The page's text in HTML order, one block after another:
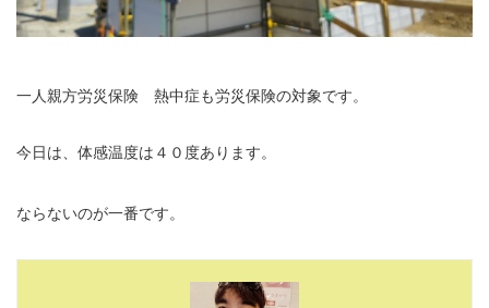
一人親方労災保険 熱中症も労災保険の対象です。
今日は、体感温度は４０度あります。
ならないのが一番です。